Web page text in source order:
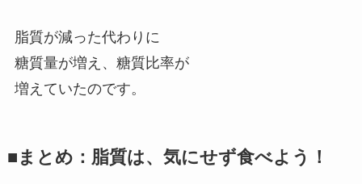
脂質が減った代わりに
糖質量が増え、糖質比率が
増えていたのです。
■まとめ：脂質は、気にせず食べよう！